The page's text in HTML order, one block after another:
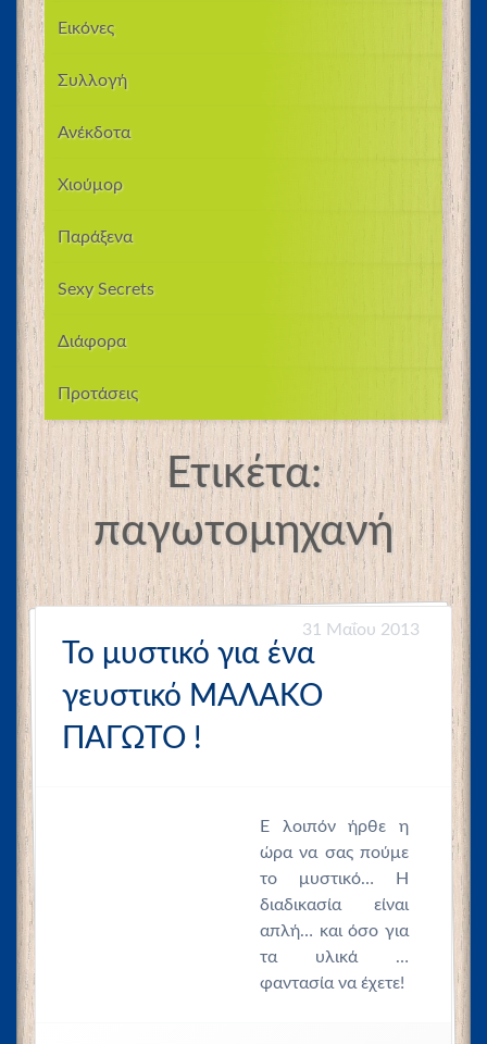
Εικόνες
Συλλογή
Ανέκδοτα
Χιούμορ
Παράξενα
Sexy Secrets
Διάφορα
Προτάσεις
Ετικέτα:
παγωτομηχανή
31 Μαΐου 2013
Το μυστικό για ένα
γευστικό ΜΑΛΑΚΟ
ΠΑΓΩΤΟ !
Ε λοιπόν ήρθε η
ώρα να σας πούμε
το μυστικό… Η
διαδικασία είναι
απλή… και όσο για
τα υλικά …
φαντασία να έχετε!